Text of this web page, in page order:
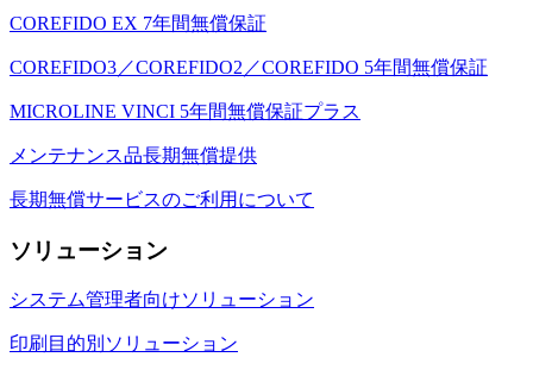
COREFIDO EX 7年間無償保証
COREFIDO3／COREFIDO2／COREFIDO 5年間無償保証
MICROLINE VINCI 5年間無償保証プラス
メンテナンス品長期無償提供
長期無償サービスのご利用について
ソリューション
システム管理者向けソリューション
印刷目的別ソリューション